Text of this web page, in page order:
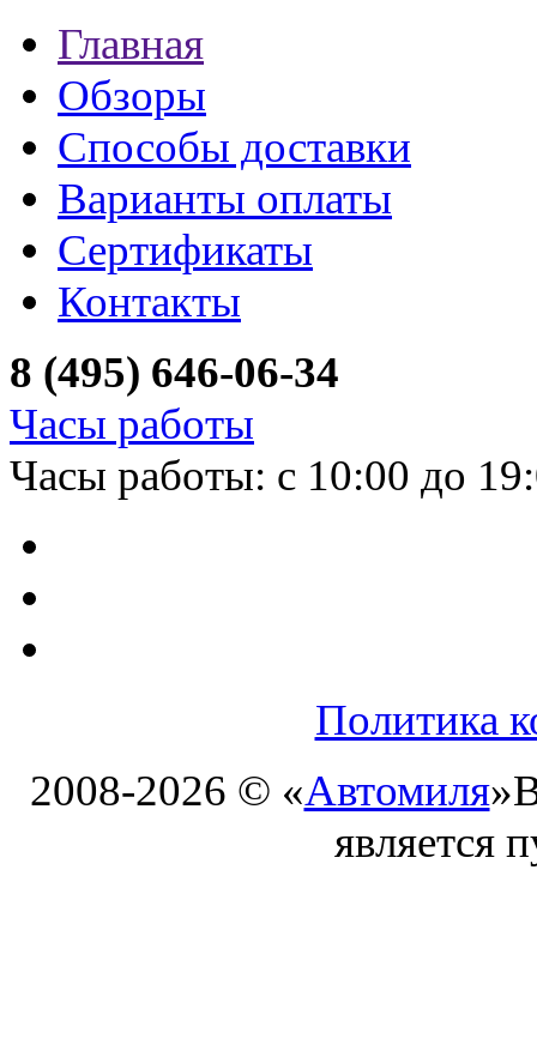
Главная
Обзоры
Способы доставки
Варианты оплаты
Сертификаты
Контакты
8 (495) 646-06-34
Часы работы
Часы работы: с 10:00 до
Политика
2008-2026 © «Автомиля»
является